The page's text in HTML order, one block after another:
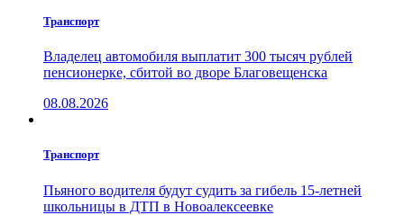
Транспорт
Владелец автомобиля выплатит 300 тысяч рублей
пенсионерке, сбитой во дворе Благовещенска
08.08.2026
Транспорт
Пьяного водителя будут судить за гибель 15-летней
школьницы в ДТП в Новоалексеевке